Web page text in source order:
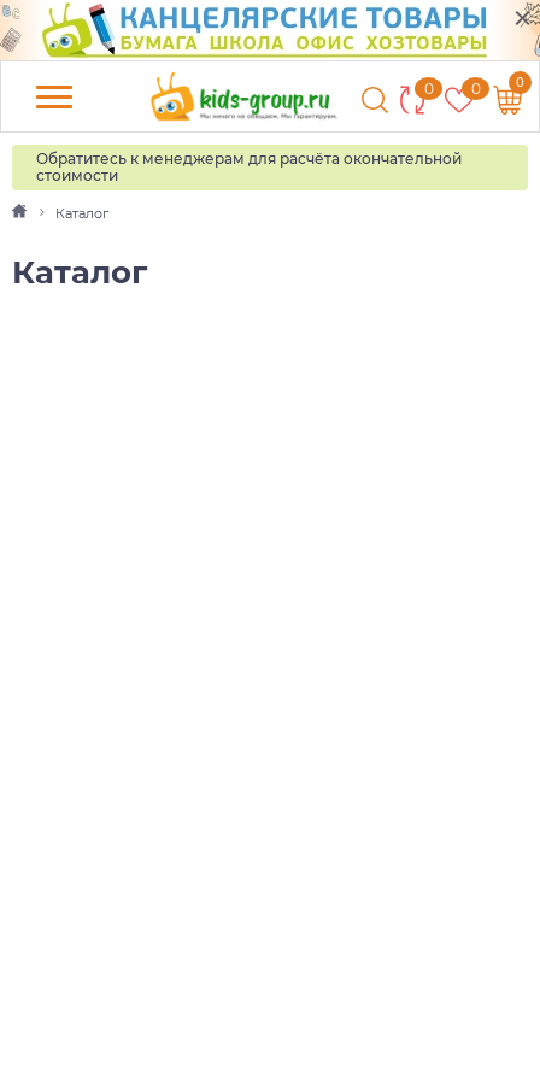
0 0 0
Обратитесь к менеджерам для расчёта окончательной
стоимости
Каталог
Каталог